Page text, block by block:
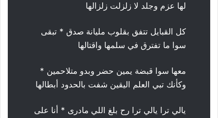
لها عزم وجلد لا زلزلت زلزالها
كل القبايل تتفق بقلوب مليانة صدق * تبقى
سوا ما تفترق في سلمها واقتالها
معها سوا قبضة يمين حضر وبدو متلاحمين *
وكأنك تبي العلم اليقين شفت بالحدود أبطالها
يالي ترا يالي ترا رح بلغ اللي مادرى * أنا على